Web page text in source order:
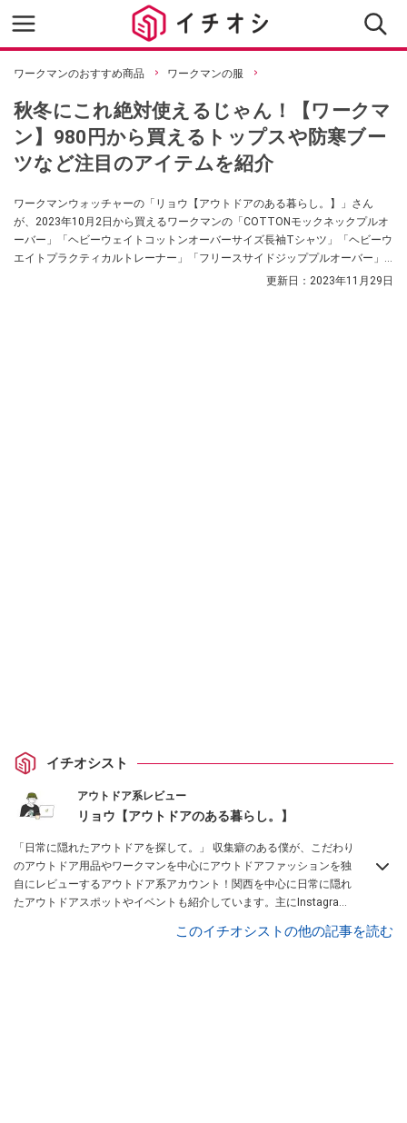
ワークマンのおすすめ商品 ワークマンの服
秋冬にこれ絶対使えるじゃん！【ワークマ
ン】980円から買えるトップスや防寒ブー
ツなど注目のアイテムを紹介
ワークマンウォッチャーの「リョウ【アウトドアのある暮らし。】」さん
が、2023年10月2日から買えるワークマンの「COTTONモックネックプルオ
ーバー」「ヘビーウェイトコットンオーバーサイズ長袖Tシャツ」「ヘビーウ
エイトプラクティカルトレーナー」「フリースサイドジッププルオーバー」
「コーデュロイモックシューズ」を紹介してくれました。気になる商品があ
更新日： 2023年11月29日
イチオシスト
アウトドア系レビュー
リョウ【アウトドアのある暮らし。】
「日常に隠れたアウトドアを探して。」 収集癖のある僕が、こだわり
のアウトドア用品やワークマンを中心にアウトドアファッションを独
自にレビューするアウトドア系アカウント！関西を中心に日常に隠れ
たアウトドアスポットやイベントも紹介しています。主にInstagram
ば、ぜひ覗きに来てください！お待ちしています！Instagramはこち
このイチオシストの他の記事を読む